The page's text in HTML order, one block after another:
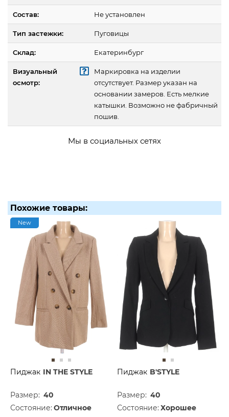
Состав: Не установлен
Тип застежки: Пуговицы
Склад: Екатеринбург
Визуальный
осмотр:
Маркировка на изделии
отсутствует. Размер указан на
основании замеров. Есть мелкие
катышки. Возможно не фабричный
пошив.
Мы в социальных сетях
Похожие товары:
New
Пиджак IN THE STYLE
Размер: 40
Состояние: Отличное
Пиджак B'STYLE
Размер: 40
Состояние: Хорошее